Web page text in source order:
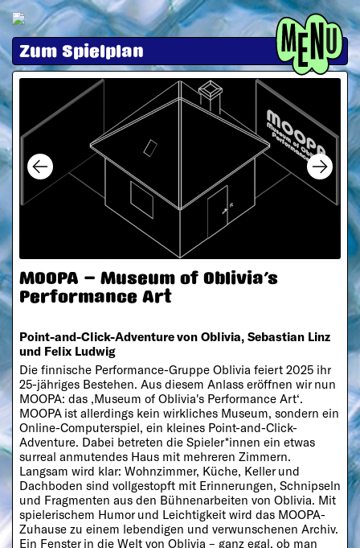
Menü
Zum Spielplan
Next
MOOPA – Museum of Oblivia's
Performance Art
Point-and-Click-Adventure von Oblivia, Sebastian Linz
und Felix Ludwig
Die finnische Performance-Gruppe Oblivia feiert 2025 ihr
25-jähriges Bestehen. Aus diesem Anlass eröffnen wir nun
MOOPA: das ‚Museum of Oblivia's Performance Art‘.
MOOPA ist allerdings kein wirkliches Museum, sondern ein
Online-Computerspiel, ein kleines Point-and-Click-
Adventure. Dabei betreten die Spieler*innen ein etwas
surreal anmutendes Haus mit mehreren Zimmern.
Langsam wird klar: Wohnzimmer, Küche, Keller und
Dachboden sind vollgestopft mit Erinnerungen, Schnipseln
und Fragmenten aus den Bühnenarbeiten von Oblivia. Mit
spielerischem Humor und Leichtigkeit wird das MOOPA-
Zuhause zu einem lebendigen und verwunschenen Archiv.
Ein Fenster in die Welt von Oblivia – ganz egal, ob man